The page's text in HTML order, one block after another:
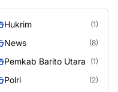
Hukrim (1)
News (8)
Pemkab Barito Utara (1)
Polri (2)